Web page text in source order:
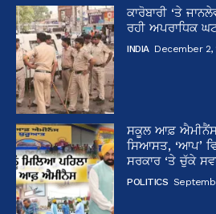
ਕਾਰੋਬਾਰੀ ‘ਤੇ
ਰਹੀ ਅਪਰਾਧਿਕ
INDIA December 2,
ਸਕੂਲ ਆਫ਼
ਸਿਆਸਤ, ‘ਆਪ’
ਸਰਕਾਰ ‘ਤੇ ਚੁੱਕੇ
POLITICS